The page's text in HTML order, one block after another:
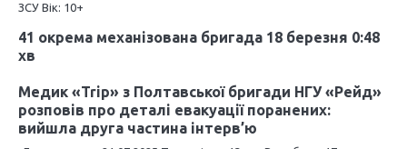
п
и
с
і
ЗСУ Вік: 10+
41 окрема механізована бригада 18 березня 0:48
хв
Медик «Trip» з Полтавської бригади НГУ «Рейд»
розповів про деталі евакуації поранених:
вийшла друга частина інтерв’ю